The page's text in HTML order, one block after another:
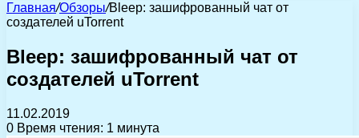
Главная/Обзоры/Bleep: зашифрованный чат от
создателей uTorrent
Bleep: зашифрованный чат от
создателей uTorrent
11.02.2019
0 Время чтения: 1 минута